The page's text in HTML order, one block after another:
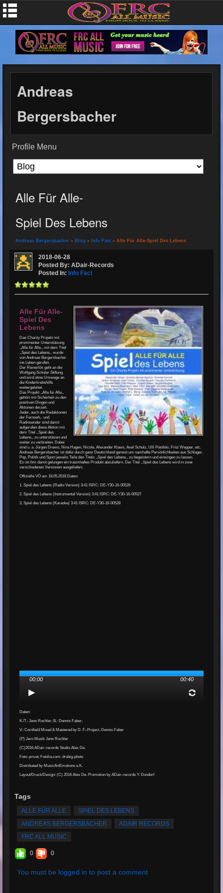
Andreas
Bergersbacher
Profile Menu
Alle Für Alle-
Spiel Des Lebens
Andreas Bergersbacher » Blog » Info Fact » Alle Für Alle-Spiel Des Lebens
2018-06-28
Posted By: ADair-Records
Posted In: Info Fact
Alle Für Alle-
Spiel Des
Lebens
Das Charity Projekt mit
prominenter Unterstützung
,,Alle für Alle,, mit dem Titel
,,Spiel des Lebens,, wurde
von Andreas Bergersbacher
ins Leben gerufen.
Der Reinerlös geht an die
Wolfgang Schuler Stiftung
und wird ohne Umwege an
die Kinderkrebshilfe
weitergeleitet.
Das Projekt ,,Alle für Alle,,
gehört mit Sicherheit zu den
positiven Dingen und
Aktionen derzeit.
Jeder, auch die Redaktionen
der Fernseh,- und
Radiosender sind damit
aufgerufen diese Aktion mit
dem Titel ,,Spiel des
Lebens,, zu unterstützen und
weiter zu verbreiten. Dabei
sind u. a. Jürgen Drews, Nina Hagen, Nicole, Alexander Klaws, Axel Schulz, Ulli Potofski, Fritz Wepper, etc.
Andreas Bergersbacher ist dafür durch ganz Deutschland gereist um namhafte Persönlichkeiten aus Schlager,
Pop, Politik und Sport jeweils Teile des Titels ,,Spiel des Lebens,, zu begeistern und einsingen zu lassen.
Es ist ihm damit gelungen ein traumhaftes Produkt abzuliefern. Der Titel ,,Spiel des Lebens wird in zwei
verschiedenen Versionen ausgeliefert.
Offizielle VÖ am 18.05.2018 Daten:
1. Spiel des Lebens (Radio Version) 3:41 ISRC: DE-Y30-16-00526
2. Spiel des Lebens (Instrumental Version) 3:41 ISRC: DE-Y30-16-00527
3. Spiel des Lebens (Karaoke) 3:41 ISRC: DE-Y30-16-00528
00:00 00:40
Daten:
K./T.: Jens Rochler; B.: Dennis Faber;
V.: Cornfield Mixed & Mastered by D. F.-Project, Dennis Faber
(P) Jero Musik Jens Rochler
(C)2016 ADair-records Studio Alex De.
Foto: privat; Fotolia.com: drubig-photo
Distributed by MusicArtEmotions e.K.
Layout/Druck/Design: (C) 2016 Alex De. Promotion by ADair-records Y. Dondorf
Tags
ALLE FÜR ALLE
SPIEL DES LEBENS
ANDREAS BERGERSBACHER
ADAIR RECORDS
FRC ALL MUSIC
0 0
You must be logged in to post a comment